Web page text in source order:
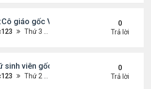
giáo gốc Việt bị chồng sát hại
Thứ 3 Tháng 7 21, 2026 4:56 pm
0
Trả lời
sinh viên gốc Việt tự vẫn, bạn trai bạo
Thứ 2 Tháng 7 20, 2026 4:56 pm
0
Trả lời